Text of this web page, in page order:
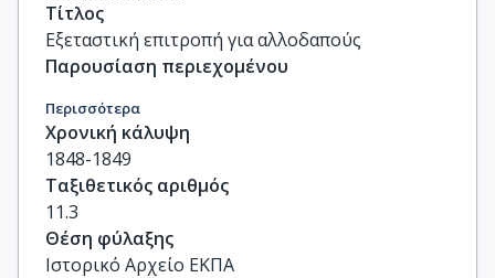
Τίτλος
Εξεταστική επιτροπή για αλλοδαπούς
Παρουσίαση περιεχομένου
Περισσότερα
Χρονική κάλυψη
1848-1849
Ταξιθετικός αριθμός
11.3
Θέση φύλαξης
Ιστορικό Αρχείο ΕΚΠΑ